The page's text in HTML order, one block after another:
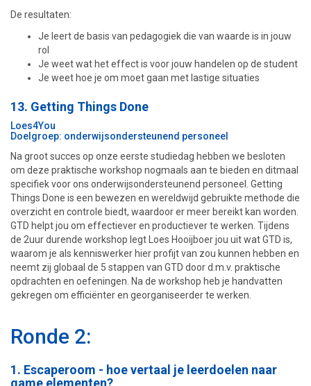
De resultaten:
Je leert de basis van pedagogiek die van waarde is in jouw
rol
Je weet wat het effect is voor jouw handelen op de student
Je weet hoe je om moet gaan met lastige situaties
13. Getting Things Done
Loes4You
Doelgroep: onderwijsondersteunend personeel
Na groot succes op onze eerste studiedag hebben we besloten
om deze praktische workshop nogmaals aan te bieden en ditmaal
specifiek voor ons onderwijsondersteunend personeel. Getting
Things Done is een bewezen en wereldwijd gebruikte methode die
overzicht en controle biedt, waardoor er meer bereikt kan worden.
GTD helpt jou om effectiever en productiever te werken. Tijdens
de 2uur durende workshop legt Loes Hooijboer jou uit wat GTD is,
waarom je als kenniswerker hier profijt van zou kunnen hebben en
neemt zij globaal de 5 stappen van GTD door d.m.v. praktische
opdrachten en oefeningen. Na de workshop heb je handvatten
gekregen om efficiënter en georganiseerder te werken.
Ronde 2:
1. Escaperoom - hoe vertaal je leerdoelen naar